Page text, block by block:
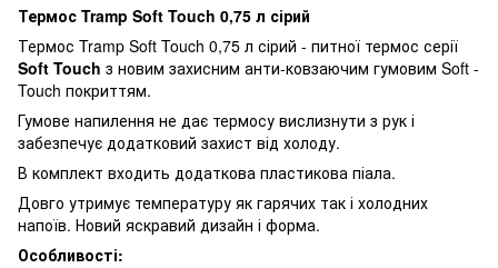
Термос Tramp Soft Touch 0,75 л сірий
Термос Tramp Soft Touch 0,75 л сірий - питної термос серії
Soft Touch з новим захисним анти-ковзаючим гумовим Soft -
Touch покриттям.
Гумове напилення не дає термосу вислизнути з рук і
забезпечує додатковий захист від холоду.
В комплект входить додаткова пластикова піала.
Довго утримує температуру як гарячих так і холодних
напоїв. Новий яскравий дизайн і форма.
Особливості: